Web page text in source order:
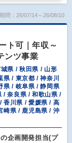
間：26/07/14～26/08/10
ト可｜年収～
ンツ事業
県 / 秋田県 / 山形
/ 東京都 / 神奈川
県 / 岐阜県 / 静岡県
/ 奈良県 / 和歌山県 /
香川県 / 愛媛県 / 高
崎県 / 鹿児島県 / 沖
企画開発担当(プ